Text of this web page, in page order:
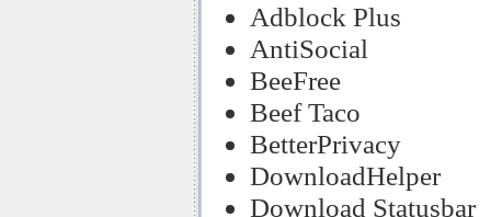
Adblock Plus
AntiSocial
BeeFree
Beef Taco
BetterPrivacy
DownloadHelper
Download Statusbar